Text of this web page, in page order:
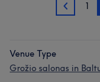
1 1
Venue Type
Grožio salonas in